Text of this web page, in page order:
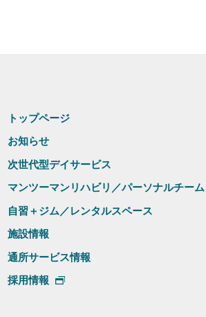
トップページ
お知らせ
次世代型デイサービス
マンツーマンリハビリ／パーソナルチーム
自習＋ジム／レンタルスペース
施設情報
通所サービス情報
採用情報